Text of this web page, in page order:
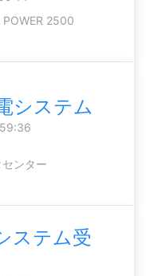
POWER 2500
システム
ンター
ステム受